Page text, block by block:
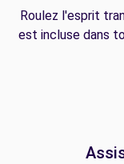
Roulez l'esprit
est incluse dans